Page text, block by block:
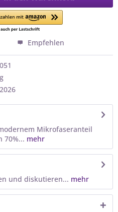
Empfehlen
Mikrofaseranteil
70%... mehr
und diskutieren... mehr